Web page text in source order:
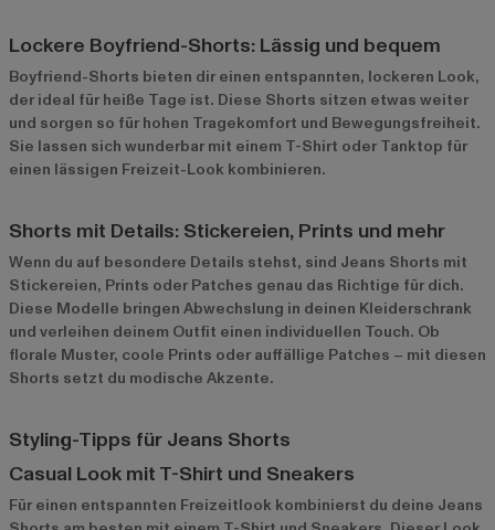
Lockere Boyfriend-Shorts: Lässig und bequem
Boyfriend-Shorts bieten dir einen entspannten, lockeren Look,
der ideal für heiße Tage ist. Diese Shorts sitzen etwas weiter
und sorgen so für hohen Tragekomfort und Bewegungsfreiheit.
Sie lassen sich wunderbar mit einem T-Shirt oder Tanktop für
einen lässigen Freizeit-Look kombinieren.
Shorts mit Details: Stickereien, Prints und mehr
Wenn du auf besondere Details stehst, sind Jeans Shorts mit
Stickereien, Prints oder Patches genau das Richtige für dich.
Diese Modelle bringen Abwechslung in deinen Kleiderschrank
und verleihen deinem Outfit einen individuellen Touch. Ob
florale Muster, coole Prints oder auffällige Patches – mit diesen
Shorts setzt du modische Akzente.
Styling-Tipps für Jeans Shorts
Casual Look mit T-Shirt und Sneakers
Für einen entspannten Freizeitlook kombinierst du deine Jeans